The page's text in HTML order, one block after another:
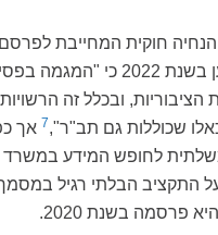
הנחיה חוקית המחייבת
תמצית. אומנם מבקר המדינה
ובכלל זה
שכוללות גם תב"ר",7 אך
לחופש המידע
התקציב הבלתי רגיל
פרסמה בשנת 2020.